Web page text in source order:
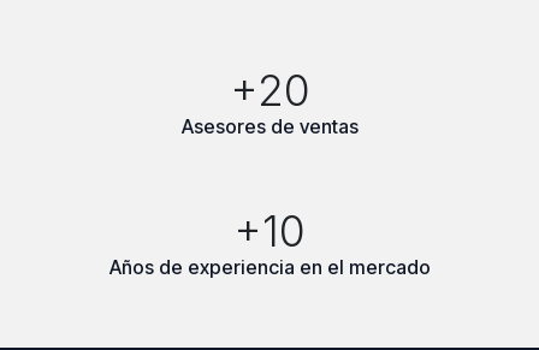
+20
Asesores de ventas
+10
Años de experiencia en el mercado